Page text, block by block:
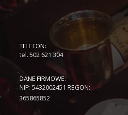
TELEFON:
tel. 502 621 304
DANE FIRMOWE:
NIP: 5432002451 REGON:
365865852